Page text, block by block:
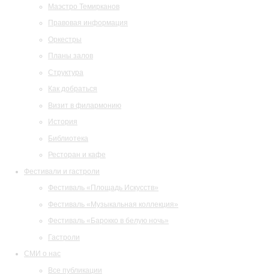
Маэстро Темирканов
Правовая информация
Оркестры
Планы залов
Структура
Как добраться
Визит в филармонию
История
Библиотека
Ресторан и кафе
Фестивали и гастроли
Фестиваль «Площадь Искусств»
Фестиваль «Музыкальная коллекция»
Фестиваль «Барокко в белую ночь»
Гастроли
СМИ о нас
Все публикации